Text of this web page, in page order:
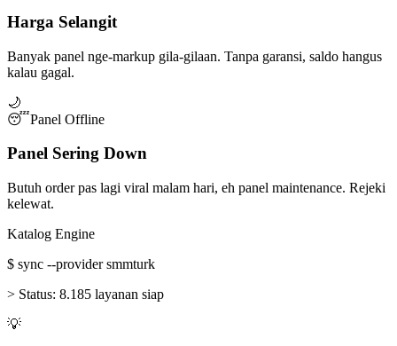
Harga Selangit
Banyak panel nge-markup gila-gilaan. Tanpa garansi, saldo hangus
kalau gagal.
🌙
😴Panel Offline
Panel Sering Down
Butuh order pas lagi viral malam hari, eh panel maintenance. Rejeki
kelewat.
Katalog Engine
$ sync --provider smmturk
> Status: 8.185 layanan siap
💡